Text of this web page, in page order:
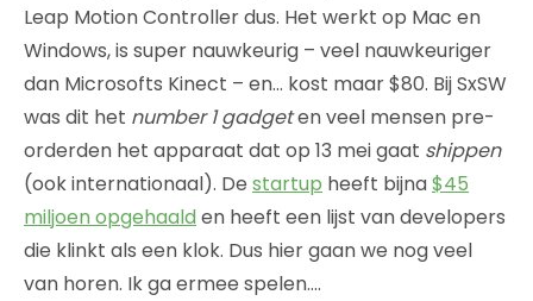
Leap Motion Controller dus. Het werkt op Mac en
Windows, is super nauwkeurig – veel nauwkeuriger
dan Microsofts Kinect – en… kost maar $80. Bij SxSW
was dit het number 1 gadgeten veel mensen pre-
orderden het apparaat dat op 13 mei gaat shippen
(ook internationaal). De startup heeft bijna$45
miljoen opgehaald en heeft een lijst van developers
die klinkt als een klok. Dus hier gaan we nog veel
van horen. Ik ga ermee spelen….